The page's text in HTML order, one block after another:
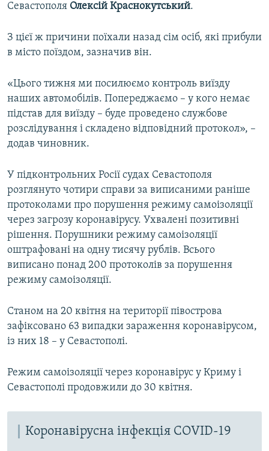
Севастополя Олексій Краснокутський.
З цієї ж причини поїхали назад сім осіб, які прибули
в місто поїздом, зазначив він.
«Цього тижня ми посилюємо контроль виїзду
наших автомобілів. Попереджаємо – у кого немає
підстав для виїзду – буде проведено службове
розслідування і складено відповідний протокол», –
додав чиновник.
У підконтрольних Росії судах Севастополя
розглянуто чотири справи за виписаними раніше
протоколами про порушення режиму самоізоляції
через загрозу коронавірусу. Ухвалені позитивні
рішення. Порушники режиму самоізоляції
оштрафовані на одну тисячу рублів. Всього
виписано понад 200 протоколів за порушення
режиму самоізоляції.
Станом на 20 квітня на території півострова
зафіксовано 63 випадки зараження коронавірусом,
із них 18 – у Севастополі.
Режим самоізоляції через коронавірус у Криму і
Севастополі продовжили до 30 квітня.
Коронавірусна інфекція COVID-19